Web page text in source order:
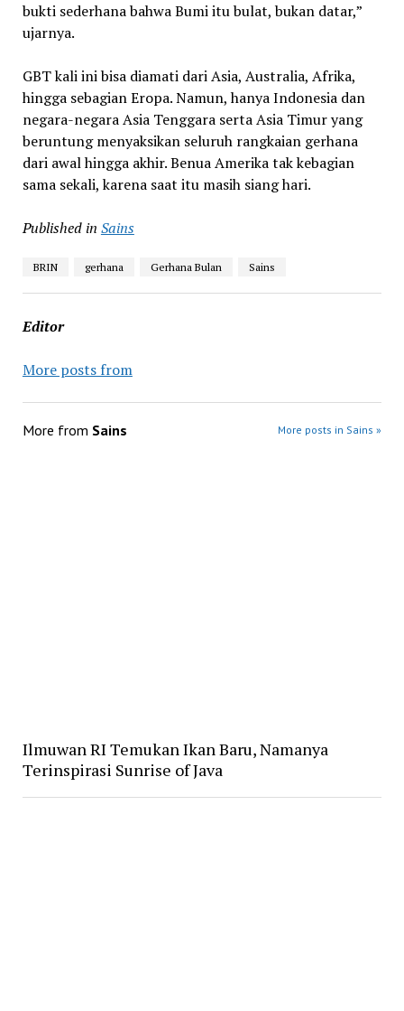
bukti sederhana bahwa Bumi itu bulat, bukan datar,”
ujarnya.
GBT kali ini bisa diamati dari Asia, Australia, Afrika,
hingga sebagian Eropa. Namun, hanya Indonesia dan
negara-negara Asia Tenggara serta Asia Timur yang
beruntung menyaksikan seluruh rangkaian gerhana
dari awal hingga akhir. Benua Amerika tak kebagian
sama sekali, karena saat itu masih siang hari.
Published in Sains
BRIN gerhana Gerhana Bulan Sains
Editor
More posts from
More from Sains More posts in Sains »
Ilmuwan RI Temukan Ikan Baru, Namanya
Terinspirasi Sunrise of Java